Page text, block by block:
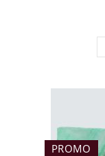
PROMO